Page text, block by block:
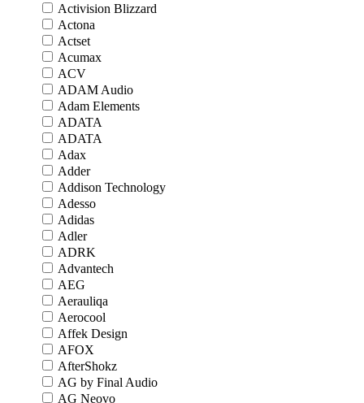
Activision Blizzard
Actona
Actset
Acumax
ACV
ADAM Audio
Adam Elements
ADATA
ADATA
Adax
Adder
Addison Technology
Adesso
Adidas
Adler
ADRK
Advantech
AEG
Aerauliqa
Aerocool
Affek Design
AFOX
AfterShokz
AG by Final Audio
AG Neovo